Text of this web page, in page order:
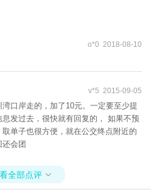
o*0 2018-08-10
v*5 2015-09-05
口岸走的，加了10元。一定要至少提
发过去，很快就有回复的， 如果不预
单子也很方便，就在公交终点附近的
会团
全部点评 